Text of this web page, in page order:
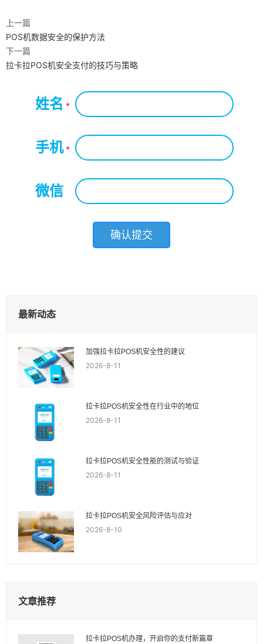
上一篇
POS机数据安全的保护方法
下一篇
拉卡拉POS机安全支付的技巧与策略
姓名 *
手机*
微信
最新动态
加强拉卡拉POS机安全性的建议
2026-8-11
拉卡拉POS机安全性在行业中的地位
2026-8-11
拉卡拉POS机安全性能的测试与验证
2026-8-11
拉卡拉POS机安全风险评估与应对
2026-8-10
文章推荐
拉卡拉POS机办理，开启你的支付新篇章